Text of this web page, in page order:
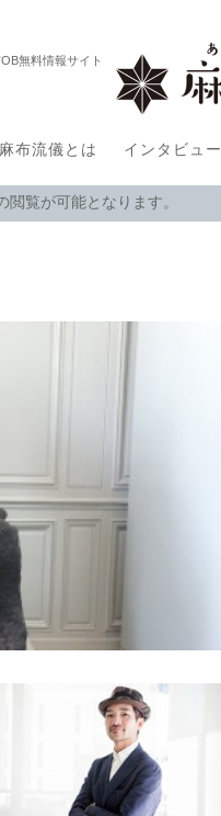
無料情報サイト
麻布流儀とは インタビュー
覧が可能となります。